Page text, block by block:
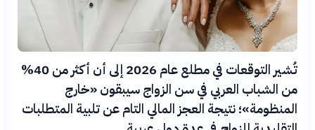
تُشير التوقعات في مطلع عام 2026 إلى أن أكثر من 40%
من الشباب العربي في سن الزواج سيبقون «خارج
المنظومة»؛ نتيجة العجز المالي التام عن تلبية المتطلبات